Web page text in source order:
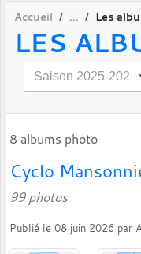
Accueil Les
LES
8 albums photo
Cyclo
99 photos
Publié le 08 juin 2026 par